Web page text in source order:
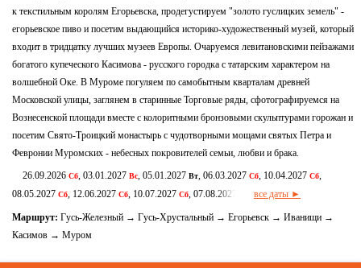
к текстильным королям Егорьевска, продегустируем "золото гуслицких земель" -
егорьевское пиво и посетим выдающийся историко-художественный музей, который
входит в тридцатку лучших музеев Европы. Очаруемся левитановскими пейзажами
богатого купеческого Касимова - русского городка с татарским характером на
волшебной Оке. В Муроме погуляем по самобытным кварталам древней
Московской улицы, заглянем в старинные Торговые ряды, сфотографируемся на
Вознесенской площади вместе с колоритными бронзовыми скульптурами горожан и
посетим Свято-Троицкий монастырь с чудотворными мощами святых Петра и
Февронии Муромских - небесных покровителей семьи, любви и брака.
26.09.2026 Сб, 03.01.2027 Вс, 05.01.2027 Вт, 06.03.2027 Сб, 10.04.2027 Сб,
08.05.2027 Сб, 12.06.2027 Сб, 10.07.2027 Сб, 07.08.2027 все даты ►
Маршрут: Гусь-Железный → Гусь-Хрустальный → Егорьевск → Иванищи →
Касимов → Муром